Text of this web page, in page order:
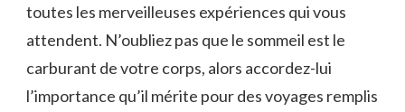
toutes les merveilleuses expériences ‌qui vous
⁢attendent. N’oubliez pas que le sommeil est le
carburant de votre corps, alors accordez-lui
l’importance qu’il mérite pour des voyages remplis